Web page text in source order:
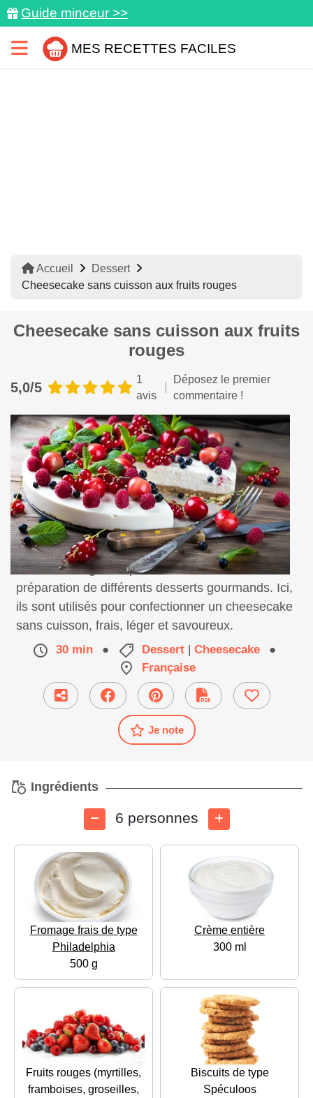
Guide minceur >>
MES RECETTES FACILES
Accueil
Dessert
Cheesecake sans cuisson aux fruits rouges
Cheesecake sans cuisson aux fruits
rouges
5,0/5
1
avis
Déposez le premier
commentaire !
Les fruits rouges se prêtent à merveille à la
préparation de différents desserts gourmands. Ici,
ils sont utilisés pour confectionner un cheesecake
sans cuisson, frais, léger et savoureux.
30 min ● Dessert | Cheesecake
●
Française
Je note
Ingrédients
6 personnes
Fromage frais de type
Philadelphia
500 g
Crème entière
300 ml
Fruits rouges (myrtilles,
framboises, groseilles,
Biscuits de type
Spéculoos